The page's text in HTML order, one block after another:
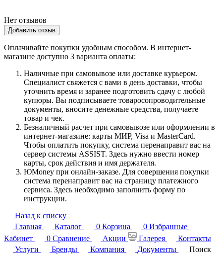
Нет отзывов
Добавить отзыв
Оплачивайте покупки удобным способом. В интернет-
магазине доступно 3 варианта оплаты:
Наличные при самовывозе или доставке курьером.
Специалист свяжется с вами в день доставки, чтобы
уточнить время и заранее подготовить сдачу с любой
купюры. Вы подписываете товаросопроводительные
документы, вносите денежные средства, получаете
товар и чек.
Безналичный расчет при самовывозе или оформлении в
интернет-магазине: карты МИР, Visa и MasterCard.
Чтобы оплатить покупку, система перенаправит вас на
сервер системы ASSIST. Здесь нужно ввести номер
карты, срок действия и имя держателя.
ЮMoney при онлайн-заказе. Для совершения покупки
система перенаправит вас на страницу платежного
сервиса. Здесь необходимо заполнить форму по
инструкции.
Назад к списку
Главная
Каталог 0 Корзина 0 Избранные
Кабинет
0 Сравнение Акции Галерея
Контакты
Услуги
Бренды Компания Документы
Поиск